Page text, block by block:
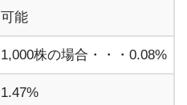
可能
1,000株の場合・・・0.08%
1.47%